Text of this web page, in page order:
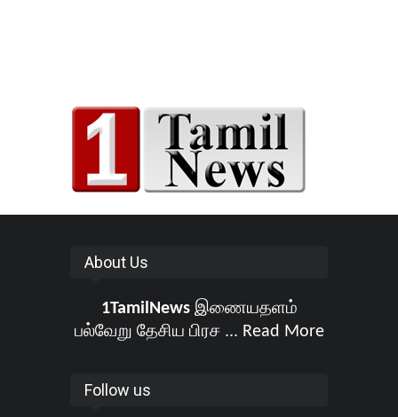
About Us
1TamilNewsஇணையதளம்
பல்வேறு தேசிய பிரச ... Read More
Follow us